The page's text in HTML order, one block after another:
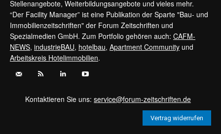
Stellenangebote, Weiterbildungsangebote und vieles mehr.
“Der Facility Manager” ist eine Publikation der Sparte "Bau- und
Immobilienzeitschriften" der Forum Zeitschriften und
Spezialmedien GmbH. Zum Portfolio gehören auch: CAFM-
NEWS, industrieBAU, hotelbau, Apartment Community und
Arbeitskreis Hotelimmobilien.
Kontaktieren Sie uns:service@forum-zeitschriften.de
Vertrag widerrufen